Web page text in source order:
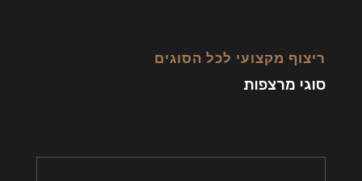
ריצוף מקצועי לכל הסוגים
סוגי מרצפות